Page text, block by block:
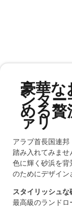
豪華な
ンター
める贅
ァリ
アラブ首長国連
踏み入れてみま
色に輝く砂浜を背
のためにデザイン
スタイリッシュな
最高級のランド